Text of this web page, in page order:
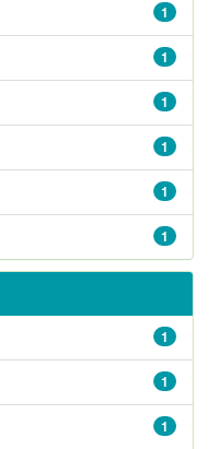
1
1
1
1
1
1
1
1
1